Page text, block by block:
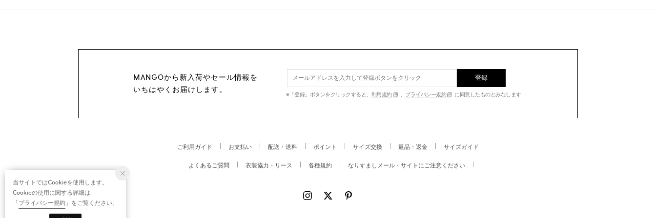
MANGOから新入荷やセール情報を
いちはやくお届けします。
登録
※「登録」ボタンをクリックすると、 利用規約 、 プライバシー規約 に同意したものとみなします
ご利用ガイド お支払い 配送・送料 ポイント サイズ交換 返品・返金 サイズガイド
よくあるご質問 衣装協力・リース 各種規約 なりすましメール・サイトにご注意ください
当サイトではCookieを使用します。
Cookieの使用に関する詳細は
「プライバシー規約 」をご覧ください。